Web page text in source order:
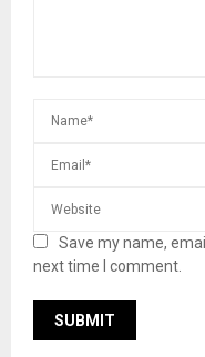
Save my name,
next time I comment.